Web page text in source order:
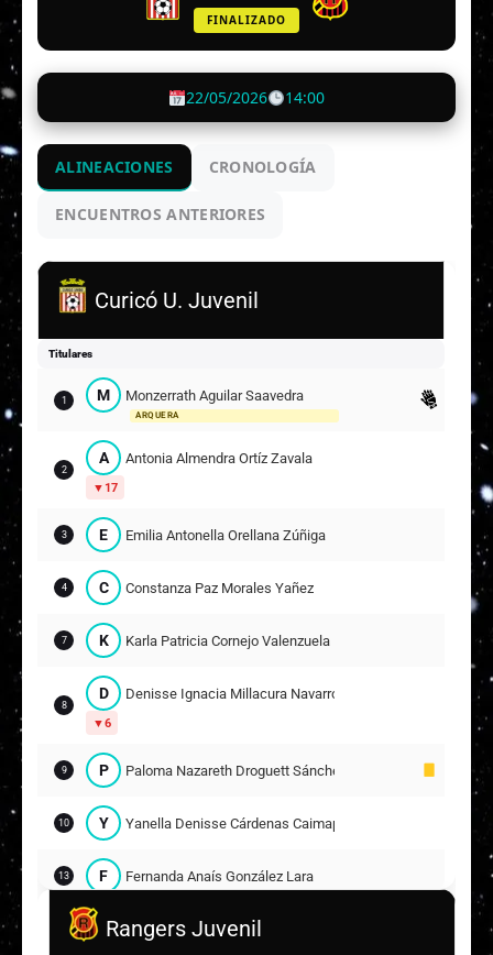
FINALIZADO
22/05/2026 14:00
ALINEACIONES CRONOLOGÍA
ENCUENTROS ANTERIORES
Curicó U. Juvenil
Titulares
1 M Monzerrath Aguilar Saavedra
ARQUERA
2
A Antonia Almendra Ortíz Zavala
17
3 E Emilia Antonella Orellana Zúñiga
4 C Constanza Paz Morales Yañez
7 K Karla Patricia Cornejo Valenzuela
8
D Denisse Ignacia Millacura Navarro
6
9 P Paloma Nazareth Droguett Sánchez
10 Y Yanella Denisse Cárdenas Caimapu
13 F Fernanda Anaís González Lara
M Milen Ignacia Barahona Bravo
Rangers Juvenil